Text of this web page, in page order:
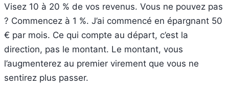
Visez 10 à 20 % de vos revenus. Vous ne pouvez pas
? Commencez à 1 %. J’ai commencé en épargnant 50
€ par mois. Ce qui compte au départ, c’est la
direction, pas le montant. Le montant, vous
l’augmenterez au premier virement que vous ne
sentirez plus passer.